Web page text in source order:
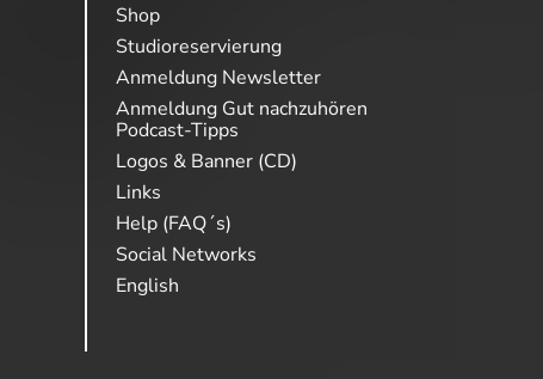
Shop
Studioreservierung
Anmeldung Newsletter
Anmeldung Gut nachzuhören
Podcast-Tipps
Logos & Banner (CD)
Links
Help (FAQ´s)
Social Networks
English